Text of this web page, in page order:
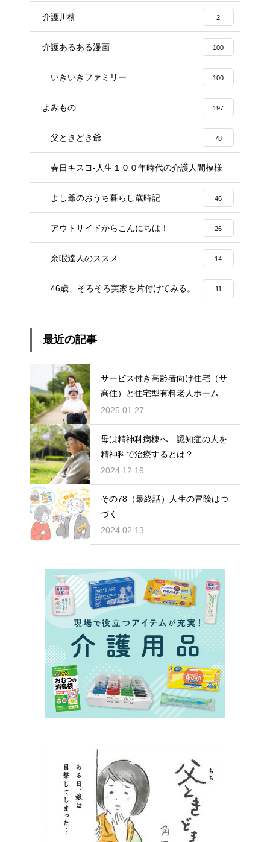
介護川柳 2
介護あるある漫画 100
いきいきファミリー 100
よみもの 197
父ときどき爺 78
春日キスヨ-人生１００年時代の介護人間模様
よし爺のおうち暮らし歳時記 46
アウトサイドからこんにちは！ 26
余暇達人のススメ 14
46歳、そろそろ実家を片付けてみる。 11
最近の記事
サービス付き高齢者向け住宅（サ
高住）と住宅型有料老人ホーム：
どちらを選ぶ？
2025.01.27
母は精神科病棟へ…認知症の人を
精神科で治療するとは？
2024.12.19
その78（最終話）人生の冒険はつ
づく
2024.02.13